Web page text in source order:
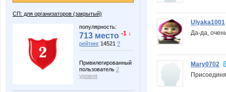
СП: для организаторов (закрытый)
популярность:
713 место -1 ↓
рейтинг 14521 ?
Привилегированный
пользователь 2
уровня
Ulyaka1001
Да-да,
Mary0702